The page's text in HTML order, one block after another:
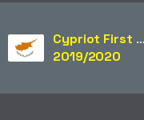
Cypriot First Division
2019/2020